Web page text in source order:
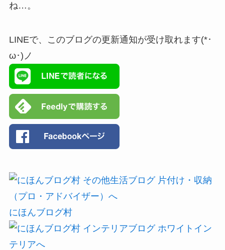
ね…。
LINEで、このブログの更新通知が受け取れます(*･
ω･)ノ
にほんブログ村